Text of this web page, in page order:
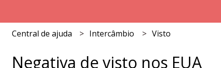
Central de ajuda Intercâmbio Visto
Negativa de visto nos EUA